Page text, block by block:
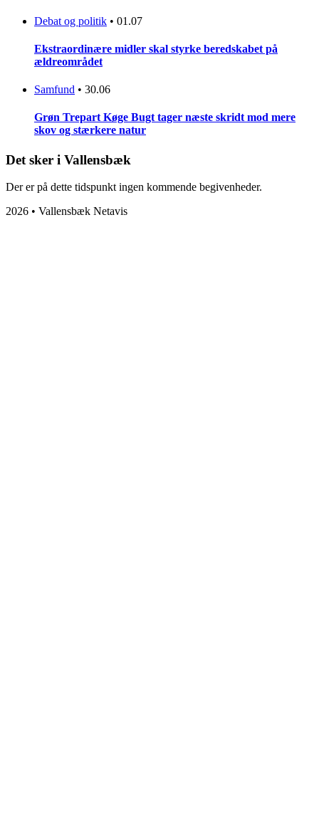
Debat og politik • 01.07
Ekstraordinære midler skal styrke beredskabet på
ældreområdet
Samfund • 30.06
Grøn Trepart Køge Bugt tager næste skridt mod mere
skov og stærkere natur
Det sker i Vallensbæk
Der er på dette tidspunkt ingen kommende begivenheder.
2026 • Vallensbæk Netavis